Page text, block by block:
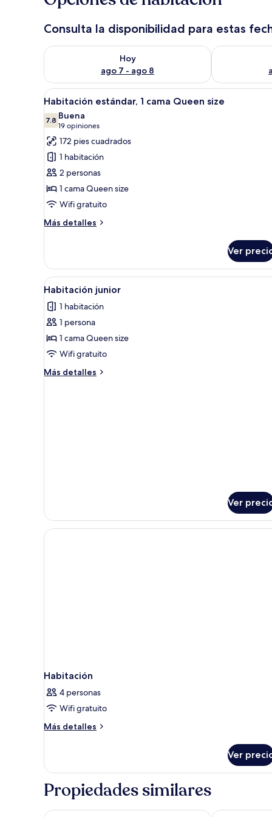
Consulta la disponibilidad para estas
Hoy
ago 7 - ago 8
Consulta la disponibilidad para hoy ago 7 - ago 8
Consulta la
Abrir
todas
las
fotos
de
Habitación
estándar,
1
cama
Queen
1 habitación, sábanas de
6
Habitación estándar, 1 cama Queen size
7.87.8 de 10
Buena
19 opiniones
(19
opiniones)
172 pies cuadrados
1 habitación
2 personas
1 cama Queen size
Wifi gratuito
Más detalles
Más
estándar,
cama
size
Ver
Abrir
todas
las
fotos
de
Habitación
junior
Un dormitorio con una pared
9
Habitación junior
1 habitación
1 persona
1 cama Queen size
Wifi gratuito
Más detalles
Más
Ver
Habitación
4 personas
Wifi gratuito
Más detalles
Más
Ver
Propiedades similares